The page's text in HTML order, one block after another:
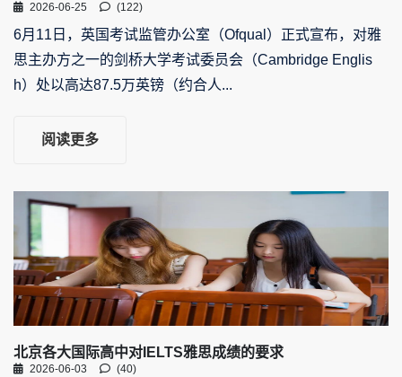
2026-06-25 (122)
6月11日，英国考试监管办公室（Ofqual）正式宣布，对雅
思主办方之一的剑桥大学考试委员会（Cambridge Englis
h）处以高达87.5万英镑（约合人...
阅读更多
北京各大国际高中对IELTS雅思成绩的要求
2026-06-03 (40)